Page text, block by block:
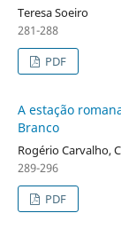
Teresa Soeiro
281-288
PDF
A estação
Branco
Rogério Carvalho,
289-296
PDF